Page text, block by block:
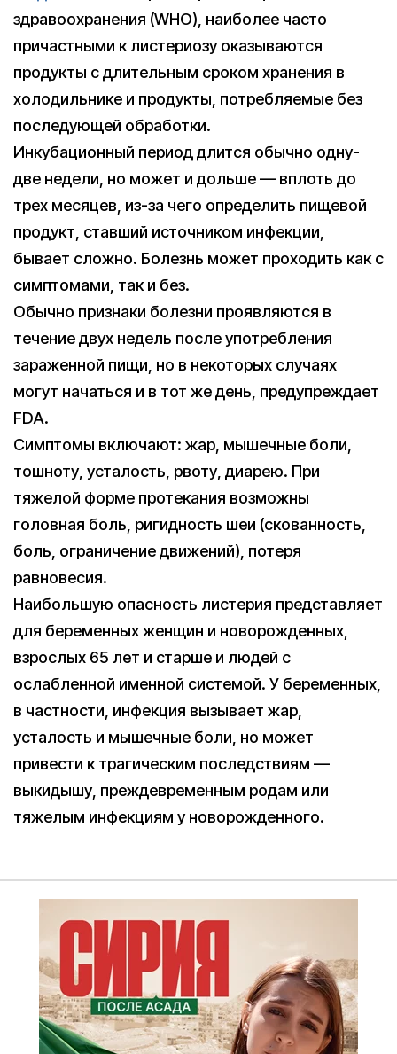
здравоохранения (WHO), наиболее часто
причастными к листериозу оказываются
продукты с длительным сроком хранения в
холодильнике и продукты, потребляемые без
последующей обработки.
Инкубационный период длится обычно одну-
две недели, но может и дольше — вплоть до
трех месяцев, из-за чего определить пищевой
продукт, ставший источником инфекции,
бывает сложно. Болезнь может проходить как с
симптомами, так и без.
Обычно признаки болезни проявляются в
течение двух недель после употребления
зараженной пищи, но в некоторых случаях
могут начаться и в тот же день, предупреждает
FDA.
Симптомы включают: жар, мышечные боли,
тошноту, усталость, рвоту, диарею. При
тяжелой форме протекания возможны
головная боль, ригидность шеи (скованность,
боль, ограничение движений), потеря
равновесия.
Наибольшую опасность листерия представляет
для беременных женщин и новорожденных,
взрослых 65 лет и старше и людей с
ослабленной именной системой. У беременных,
в частности, инфекция вызывает жар,
усталость и мышечные боли, но может
привести к трагическим последствиям —
выкидышу, преждевременным родам или
тяжелым инфекциям у новорожденного.